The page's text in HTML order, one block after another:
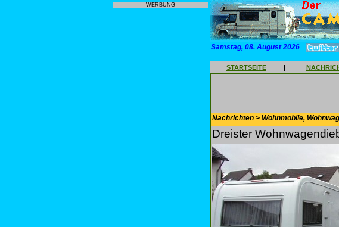
WERBUNG
Samstag, 08. August 2026
STARTSEITE |
Nachrichten > Wohnmobile,
Dreister